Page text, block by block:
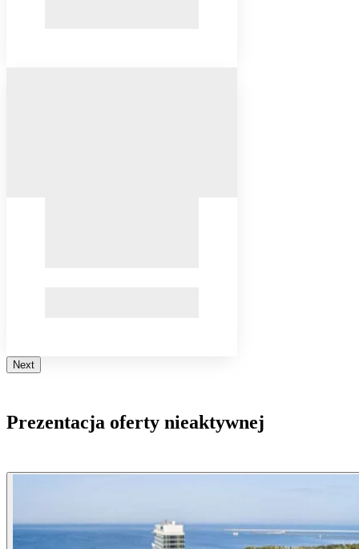
Next
Prezentacja oferty nieaktywnej